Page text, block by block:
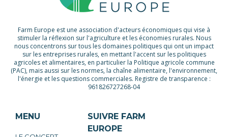
Farm Europe est une association d'acteurs économiques qui vise à
stimuler la réflexion sur l'agriculture et les économies rurales. Nous
nous concentrons sur tous les domaines politiques qui ont un impact
sur les entreprises rurales, en mettant l'accent sur les politiques
agricoles et alimentaires, en particulier la Politique agricole commune
(PAC), mais aussi sur les normes, la chaîne alimentaire, l'environnement,
l'énergie et les questions commerciales. Registre de transparence :
961826727268-04
MENU
SUIVRE FARM
EUROPE